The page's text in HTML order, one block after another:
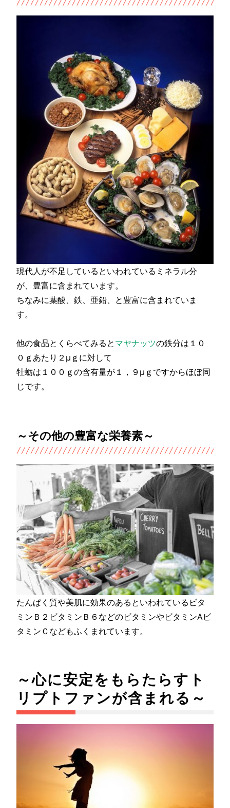
現代人が不足しているといわれているミネラル分
が、豊富に含まれています。
ちなみに葉酸、鉄、亜鉛、と豊富に含まれていま
す。
他の食品とくらべてみると マヤナッツの鉄分は１０
０ｇあたり２μｇに対して
牡蛎は１００ｇの含有量が１，９μｇですからほぼ同
じです。
～その他の豊富な栄養素～
たんぱく質や美肌に効果のあるといわれているビタ
ミンＢ２ビタミンＢ６などのビタミンやビタミンAビ
タミンＣなどもふくまれています。
～心に安定をもらたらすト
リプトファンが含まれる～